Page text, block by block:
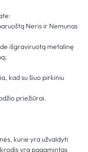
Neris ir Nemunas
išgraviruotą metalinę
kad su šiuo pirkiniu
priežiūrai.
kurie yra užvaldyti
yra pagamintas